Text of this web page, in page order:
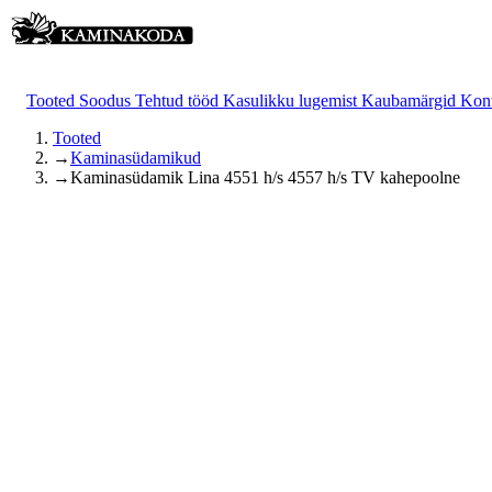
Tooted Soodus Tehtud tööd Kasulikku lugemist Kaubamärgid
Tooted
→Kaminasüdamikud
→Kaminasüdamik Lina 4551 h/s 4557 h/s TV kahepoolne